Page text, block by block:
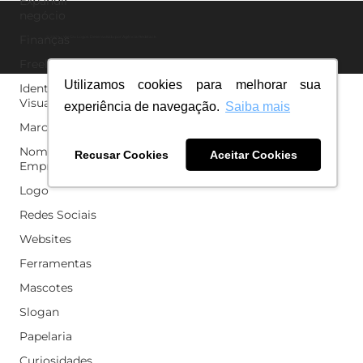
Utilizamos cookies para melhorar sua
experiência de navegação. Saiba mais
Recusar Cookies Aceitar Cookies
Freelancer
Identidade
Visual
Marca
Nome para
Empresa
Logo
Redes Sociais
Websites
Ferramentas
Mascotes
Slogan
Papelaria